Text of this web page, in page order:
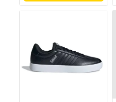
Opciones